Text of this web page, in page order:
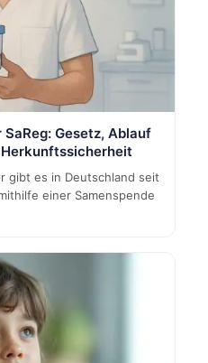
Gesetz, Ablauf
gibt es in Deutschland seit
einer Samenspende